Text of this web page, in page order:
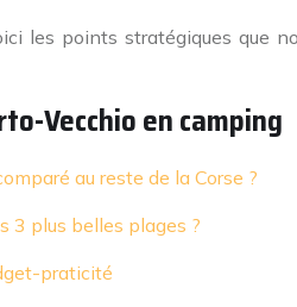
les points stratégiques que
Vecchio en camping
au reste de la Corse ?
3 plus belles plages ?
praticité